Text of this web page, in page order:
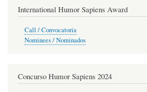
International Humor Sapiens Award
Call / Convocatoria
Nominees / Nominados
Concurso Humor Sapiens 2024